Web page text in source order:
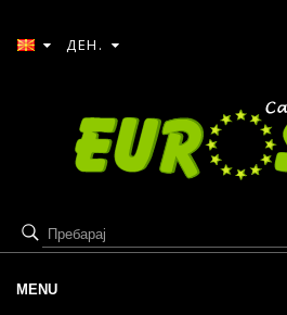
ДЕН.
MENU